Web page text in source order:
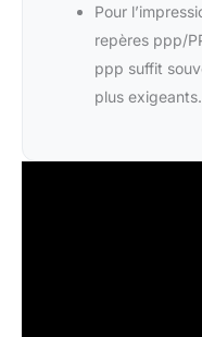
Pour
repères ppp/
ppp suffit
plus exigeants.